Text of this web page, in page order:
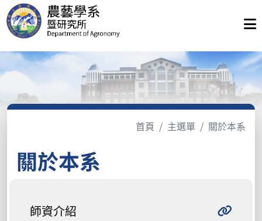
首頁 主選單 關於本系
關於本系
師資介紹